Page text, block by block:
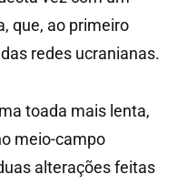
que, ao primeiro
redes ucranianas.
toada mais lenta,
meio-campo
alterações feitas